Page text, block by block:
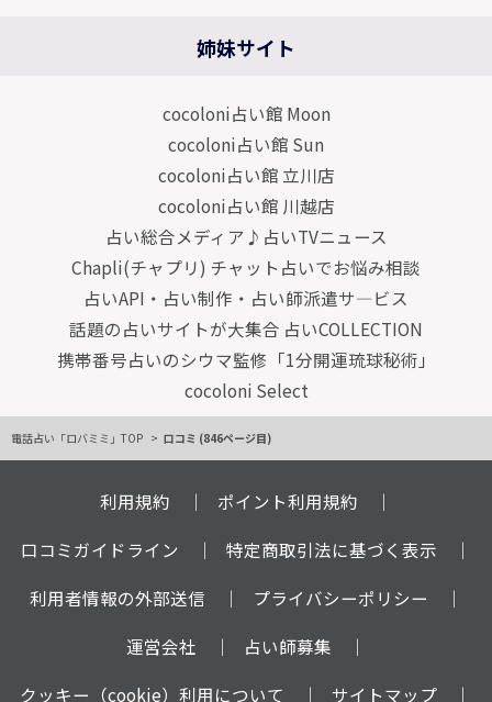
姉妹サイト
cocoloni占い館 Moon
cocoloni占い館 Sun
cocoloni占い館 立川店
cocoloni占い館 川越店
占い総合メディア♪占いTVニュース
Chapli(チャプリ) チャット占いでお悩み相談
占いAPI・占い制作・占い師派遣サ―ビス
話題の占いサイトが大集合 占いCOLLECTION
携帯番号占いのシウマ監修「1分開運琉球秘術」
cocoloni Select
電話占い「ロバミミ」TOP 口コミ (846ページ目)
利用規約
ポイント利用規約
口コミガイドライン
特定商取引法に基づく表示
利用者情報の外部送信
プライバシーポリシー
運営会社
占い師募集
クッキー（cookie）利用について
サイトマップ